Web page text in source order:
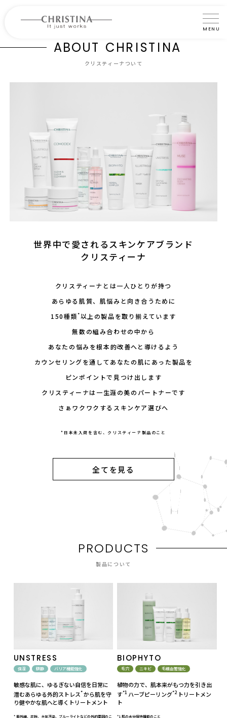
MENU
クリスティーナについて
サロン検索
よくあるご質問
認定インストラクター・トレーナー紹介
コラム
お問い合わせ
ABOUT CHR IST I NA
クリスティーナついて
世界中で愛されるスキンケアブランド
クリスティーナ
クリスティーナとは一人ひとりが持つ
あらゆる肌質、肌悩みと向き合うために
150種類*以上の製品を取り揃えています
無数の組み合わせの中から
あなたの悩みを根本的改善へと導けるよう
カウンセリングを通してあなたの肌にあった製品を
ピンポイントで見つけ出します
クリスティーナは一生涯の美のパートナーです
さぁワクワクするスキンケア選びへ
*日本未入荷を含む、クリスティーナ製品のこと
全てを見る
PRODUCTS
製品について
UNSTRESS
保湿 鎮静 バリア機能強化
敏感な肌に、ゆるぎない自信を日常に
潜むあらゆる外的ストレス*から肌を守
り健やかな肌へと導くトリートメント
* 紫外線、花粉、大気汚染、ブルーライトなどの外的要因のこ
BIOPHYTO
毛穴 ニキビ 毛細血管強化
植物の力で、肌本来がもつ力を引き出
す*1 ハーブピーリング*2トリートメン
ト
*1 肌の水分保持機能のこと